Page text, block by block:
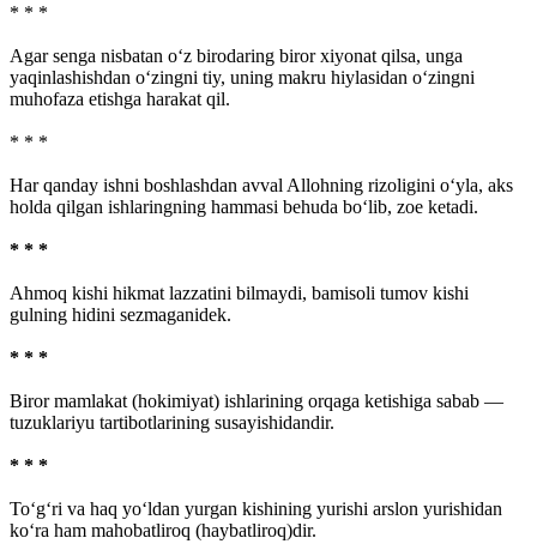
* * *
Agar senga nisbatan o‘z birodaring biror xiyonat qilsa, unga
yaqinlashishdan o‘zingni tiy, uning makru hiylasidan o‘zingni
muhofaza etishga harakat qil.
* * *
Har qanday ishni boshlashdan avval Allohning rizoligini o‘yla, aks
holda qilgan ishlaringning hammasi behuda bo‘lib, zoe ketadi.
* * *
Ahmoq kishi hikmat lazzatini bilmaydi, bamisoli tumov kishi
gulning hidini sezmaganidek.
* * *
Biror mamlakat (hokimiyat) ishlarining orqaga ketishiga sabab —
tuzuklariyu tartibotlarining susayishidandir.
* * *
To‘g‘ri va haq yo‘ldan yurgan kishining yurishi arslon yurishidan
ko‘ra ham mahobatliroq (haybatliroq)dir.